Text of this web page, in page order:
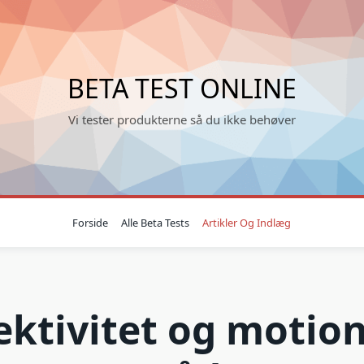
BETA TEST ONLINE
Vi tester produkterne så du ikke behøver
Forside Alle Beta Tests Artikler Og Indlæg
og